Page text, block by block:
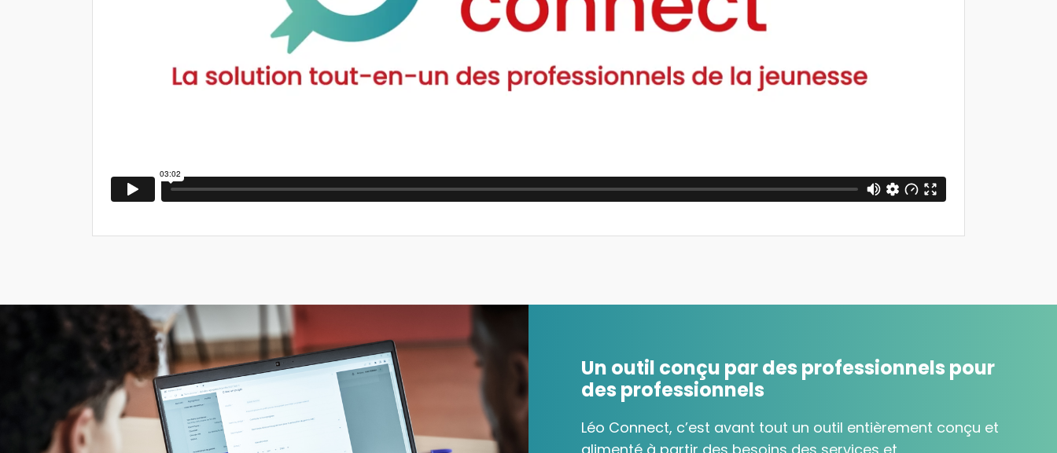
Un outil conçu par des professionnels pour
des professionnels
Léo Connect, c’est avant tout un outil entièrement conçu et